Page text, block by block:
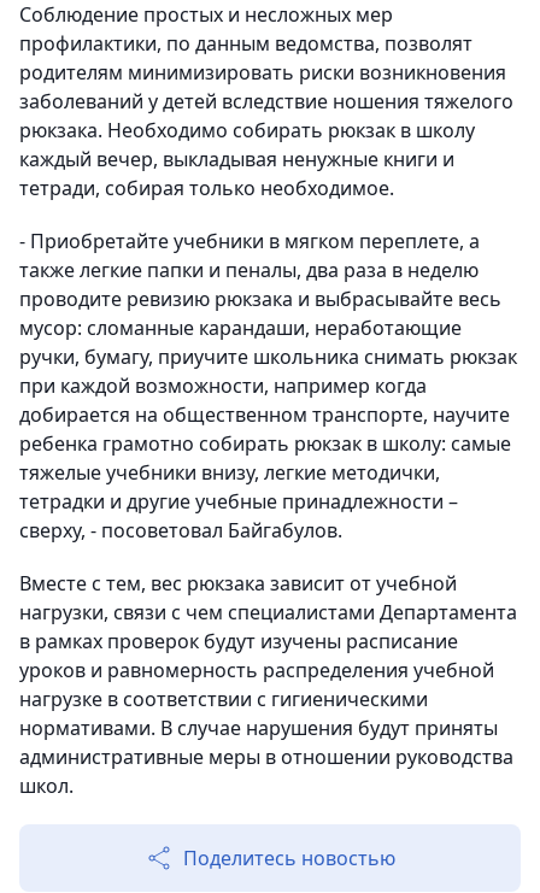
Соблюдение простых и несложных мер
профилактики, по данным ведомства, позволят
родителям минимизировать риски возникновения
заболеваний у детей вследствие ношения тяжелого
рюкзака. Необходимо собирать рюкзак в школу
каждый вечер, выкладывая ненужные книги и
тетради, собирая только необходимое.
- Приобретайте учебники в мягком переплете, а
также легкие папки и пеналы, два раза в неделю
проводите ревизию рюкзака и выбрасывайте весь
мусор: сломанные карандаши, неработающие
ручки, бумагу, приучите школьника снимать рюкзак
при каждой возможности, например когда
добирается на общественном транспорте, научите
ребенка грамотно собирать рюкзак в школу: самые
тяжелые учебники внизу, легкие методички,
тетрадки и другие учебные принадлежности –
сверху, - посоветовал Байгабулов.
Вместе с тем, вес рюкзака зависит от учебной
нагрузки, связи с чем специалистами Департамента
в рамках проверок будут изучены расписание
уроков и равномерность распределения учебной
нагрузке в соответствии с гигиеническими
нормативами. В случае нарушения будут приняты
административные меры в отношении руководства
школ.
Поделитесь новостью